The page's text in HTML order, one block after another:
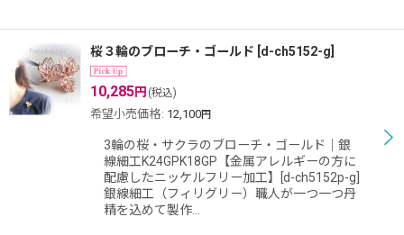
桜３輪のブローチ・ゴールド d-ch5152-g
10,285円 (税込)
希望小売価格: 12,100円
3輪の桜・サクラのブローチ・ゴールド｜銀
線細工K24GPK18GP【金属アレルギーの方に
配慮したニッケルフリー加工】[d-ch5152p-g]
銀線細工（フィリグリー）職人が一つ一つ丹
精を込めて製作…